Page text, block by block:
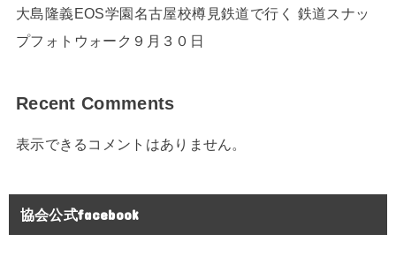
大島隆義EOS学園名古屋校樽見鉄道で行く 鉄道スナッ
プフォトウォーク９月３０日
Recent Comments
表示できるコメントはありません。
協会公式facebook